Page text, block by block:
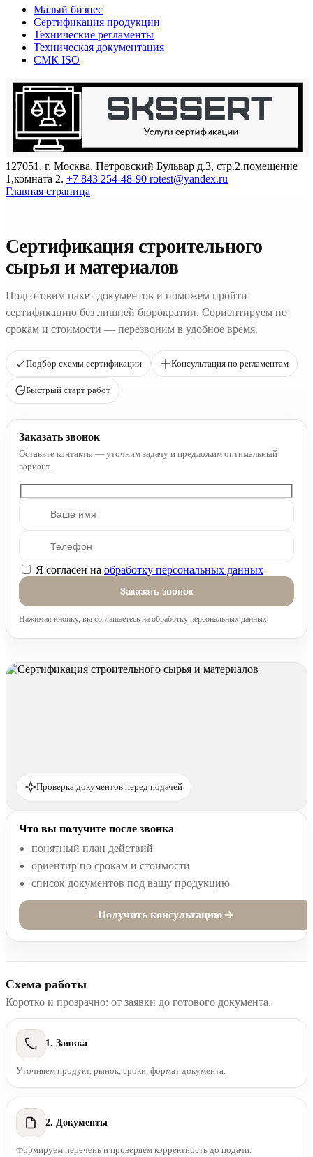
Малый бизнес
Сертификация продукции
Технические регламенты
Техническая документация
СМК ISO
127051, г. Москва, Петровский Бульвар д.3, стр.2,помещение
1,комната 2. +7 843 254-48-90 rotest@yandex.ru
Главная страница
Сертификация строительного
сырья и материалов
Подготовим пакет документов и поможем пройти
сертификацию без лишней бюрократии. Сориентируем по
срокам и стоимости — перезвоним в удобное время.
Подбор схемы сертификации Консультация по регламентам
Быстрый старт работ
Заказать звонок
Оставьте контакты — уточним задачу и предложим оптимальный
вариант.
Оставьте это поле пустым.
Я согласен на обработку персональных данных
Нажимая кнопку, вы соглашаетесь на обработку персональных данных.
Проверка документов перед подачей
Что вы получите после звонка
понятный план действий
ориентир по срокам и стоимости
список документов под вашу продукцию
Получить консультацию
Схема работы
Коротко и прозрачно: от заявки до готового документа.
1. Заявка
Уточняем продукт, рынок, сроки, формат документа.
2. Документы
Формируем перечень и проверяем корректность до подачи.